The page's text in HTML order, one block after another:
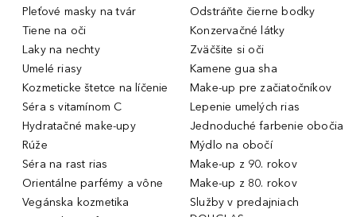
Pleťové masky na tvár
Tiene na oči
Laky na nechty
Umelé riasy
Kozmeticke štetce na líčenie
Séra s vitamínom C
Hydratačné make-upy
Rúže
Séra na rast rias
Orientálne parfémy a vône
Vegánska kozmetika
Odstráňte čierne bodky
Konzervačné látky
Zväčšite si oči
Kamene gua sha
Make-up pre začiatočníkov
Lepenie umelých rias
Jednoduché farbenie obočia
Mýdlo na obočí
Make-up z 90. rokov
Make-up z 80. rokov
Služby v predajniach